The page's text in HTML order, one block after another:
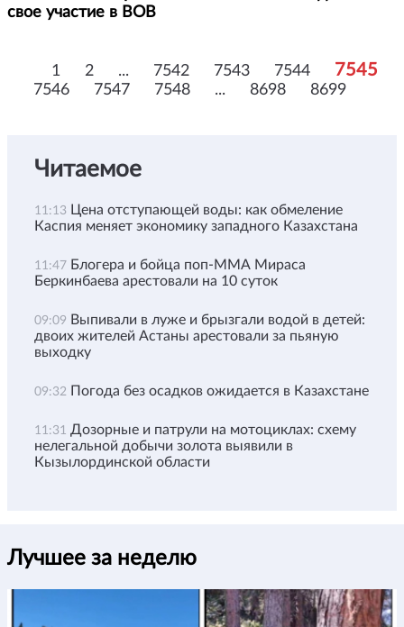
свое участие в ВОВ
1 2 ... 7542 7543 7544 7545
7546 7547 7548 ... 8698 8699
Читаемое
11:13 Цена отступающей воды: как обмеление
Каспия меняет экономику западного Казахстана
11:47 Блогера и бойца поп-ММА Мираса
Беркинбаева арестовали на 10 суток
09:09 Выпивали в луже и брызгали водой в детей:
двоих жителей Астаны арестовали за пьяную
выходку
09:32 Погода без осадков ожидается в Казахстане
11:31 Дозорные и патрули на мотоциклах: схему
нелегальной добычи золота выявили в
Кызылординской области
Лучшее за неделю